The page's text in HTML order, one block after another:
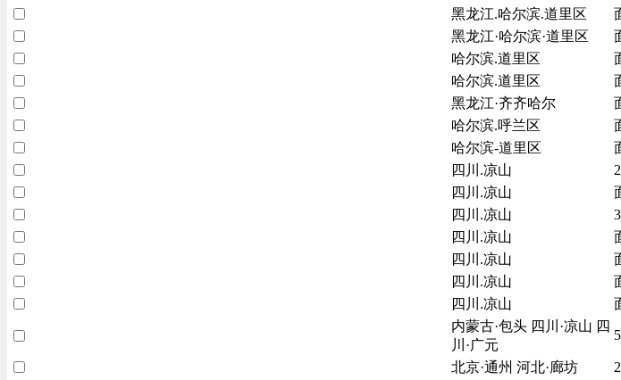
黑龙江.哈尔滨.道里区
黑龙江·哈尔滨·道里区
哈尔滨.道里区
哈尔滨.道里区
黑龙江·齐齐哈尔
哈尔滨.呼兰区
哈尔滨-道里区
四川.凉山
四川.凉山
四川.凉山
四川.凉山
四川.凉山
四川.凉山
四川.凉山
内蒙古·包头 四川·凉山 四
川·广元
北京·通州 河北·廊坊